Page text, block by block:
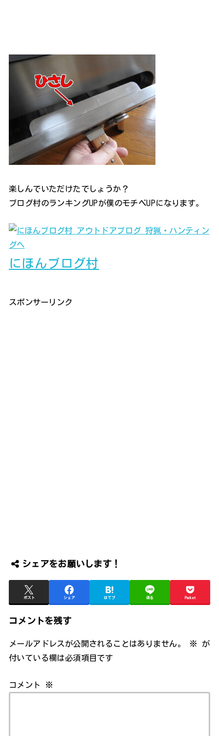
楽しんでいただけたでしょうか？
ブログ村のランキングUPが僕のモチベUPになります。
にほんブログ村
スポンサーリンク
シェアをお願いします！
ポスト シェア はてブ 送る Pocket
コメントを残す
メールアドレスが公開されることはありません。 ※
が
付いている欄は必須項目です
コメント ※